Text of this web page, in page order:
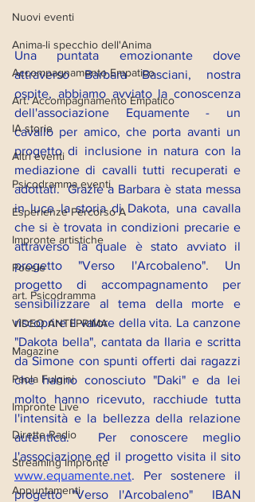
Nuovi eventi
Anima-li specchio dell'Anima
Accompagnamento Empatico
Art. Accompagnamento Empatico
IA storie
Altri eventi
Psicodramma eventi
Esperienze Percorso A
Impronte artistiche
Poesie
art. Psicodramma
VIDEO ANTEPRIMA
Magazine
Paola Fulgini
Impronte Live
Dirette Radio
Streaming Impronte
Appuntamenti
Una puntata emozionante dove
attraverso Barbara Basciani, nostra
ospite, abbiamo avviato la conoscenza
dell'associazione Equamente - un
cavallo per amico, che porta avanti un
progetto di inclusione in natura con la
mediazione di cavalli tutti recuperati e
adottati.  Grazie a Barbara è stata messa
in luce la storia di Dakota, una cavalla
che si è trovata in condizioni precarie e
attraverso la quale è stato avviato il
progetto "Verso l'Arcobaleno". Un
progetto di accompagnamento per
sensibilizzare al tema della morte e
riscoprire il valore della vita. La canzone
"Dakota bella", cantata da Ilaria e scritta
da Simone con spunti offerti dai ragazzi
che hanno conosciuto "Daki" e da lei
molto hanno ricevuto, racchiude tutta
l'intensità e la bellezza della relazione
autentica.  Per conoscere meglio
www.equamente.net. Per sostenere il
progetto "Verso l'Arcobaleno"  IBAN